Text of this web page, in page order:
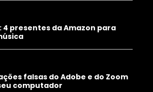
4 presentes da Amazon para
falsas do Adobe e do Zoom
computador